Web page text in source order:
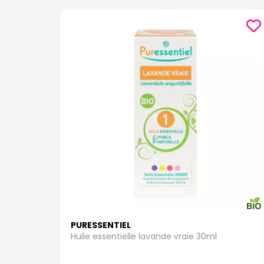
PURESSENTIEL
Huile essentielle lavande vraie 30ml